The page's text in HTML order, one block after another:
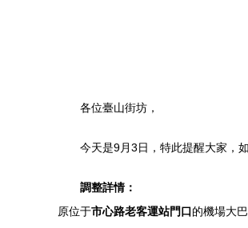
各位臺山街坊，
今天是9月3日，特此提醒大家，
調整詳情：
原位于市心路老客運站門口的機場大